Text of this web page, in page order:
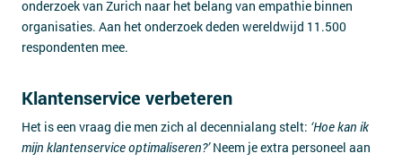
onderzoek van Zurich naar het belang van empathie binnen
organisaties. Aan het onderzoek deden wereldwijd 11.500
respondenten mee.
Klantenservice verbeteren
Het is een vraag die men zich al decennialang stelt: ‘Hoe kan ik
mijn klantenservice optimaliseren?’Neem je extra personeel aan